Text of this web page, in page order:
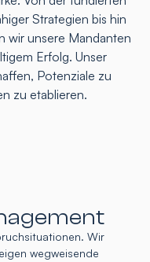
Strategien bis hin
wir unsere Mandanten
Erfolg. Unser
Potenziale zu
zu etablieren.
Wir
wegweisende